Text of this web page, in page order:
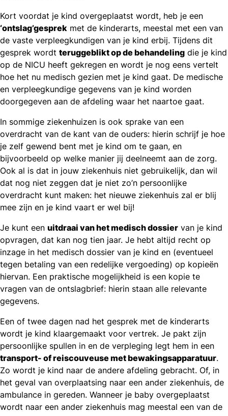
Kort voordat je kind overgeplaatst wordt, heb je een
‘ontslag’gesprek met de kinderarts, meestal met een van
de vaste verpleegkundigen van je kind erbij. Tijdens dit
gesprek wordt teruggeblikt op de behandeling die je kind
op de NICU heeft gekregen en wordt je nog eens vertelt
hoe het nu medisch gezien met je kind gaat. De medische
en verpleegkundige gegevens van je kind worden
doorgegeven aan de afdeling waar het naartoe gaat.
In sommige ziekenhuizen is ook sprake van een
overdracht van de kant van de ouders: hierin schrijf je hoe
je zelf gewend bent met je kind om te gaan, en
bijvoorbeeld op welke manier jij deelneemt aan de zorg.
Ook al is dat in jouw ziekenhuis niet gebruikelijk, dan wil
dat nog niet zeggen dat je niet zo’n persoonlijke
overdracht kunt maken: het nieuwe ziekenhuis zal er blij
mee zijn en je kind vaart er wel bij!
Je kunt een uitdraai van het medisch dossier van je kind
opvragen, dat kan nog tien jaar. Je hebt altijd recht op
inzage in het medisch dossier van je kind en (eventueel
tegen betaling van een redelijke vergoeding) op kopieën
hiervan. Een praktische mogelijkheid is een kopie te
vragen van de ontslagbrief: hierin staan alle relevante
gegevens.
Een of twee dagen nad het gesprek met de kinderarts
wordt je kind klaargemaakt voor vertrek. Je pakt zijn
persoonlijke spullen in en de verpleging legt hem in een
transport- of reiscouveuse met bewakingsapparatuur.
Zo wordt je kind naar de andere afdeling gebracht. Of, in
het geval van overplaatsing naar een ander ziekenhuis, de
ambulance in gereden. Wanneer je baby overgeplaatst
wordt naar een ander ziekenhuis mag meestal een van de